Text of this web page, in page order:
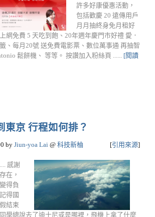
許多好康優惠活動，
包括歡慶 20 遠傳用戶
月月抽終身免月租好
網免費 5 天吃到飽、20年週年慶門市好禮 愛．
、每月20號 送免費電影票、數位萬事通 再抽智
鬆餅機、 等等。 按讚加入粉絲頁 ...... [閱讀
東京 行程如何排？
by Jiun-yoa Lai @ 科技新柚 [引用來源]
感謝
在，
得負
得國
結束
學總說去了迪士尼或是哪裡，飛機上拿了什麼